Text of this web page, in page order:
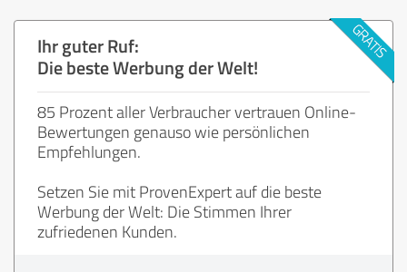
Ihr guter Ruf:
Die beste Werbung der Welt!
85 Prozent aller Verbraucher vertrauen Online-
Bewertungen genauso wie persönlichen
Empfehlungen.
Setzen Sie mit ProvenExpert auf die beste
Werbung der Welt: Die Stimmen Ihrer
zufriedenen Kunden.